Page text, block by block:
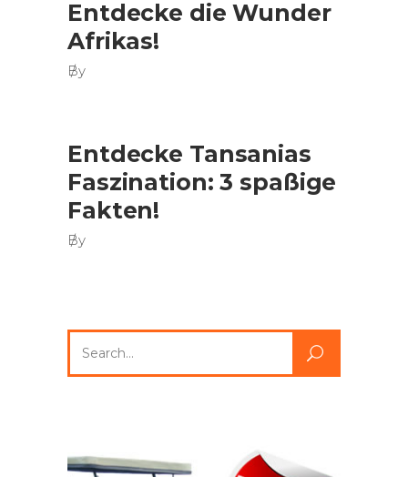
Entdecke die Wunder
Afrikas!
By
Entdecke Tansanias
Faszination: 3 spaßige
Fakten!
By
for: